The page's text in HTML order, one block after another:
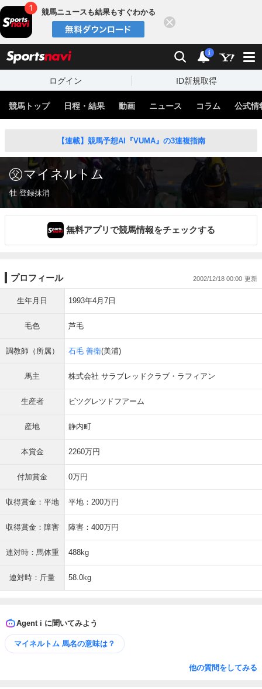
競馬ニュースも結果もすぐわかる
検索 通知
i
ログイン ID新規取得
競馬トップ 日程・結果 動画 ニュース コラム 公式情
【連載】競馬予想AI『VUMA』の3連複指南
マイネルトム
牡 登録抹消
無料アプリで競馬情報をチェックする
プロフィール 2002/12/18 00:00
生年月日 1993年4月7日
毛色 芦毛
調教師（所属） 石毛 善衛(美浦)
馬主 株式会社 サラブレッドクラブ・ラフィアン
生産者 ビツグレツドフアーム
産地 静内町
本賞金 2260万円
付加賞金 0万円
収得賞金：平地 平地：200万円
収得賞金：障害 障害：400万円
連対時：馬体重 488kg
連対時：斤量 58.0kg
Agent i に聞いてみよう
マイネルトム 馬名の意味は？
他の質問をしてみる